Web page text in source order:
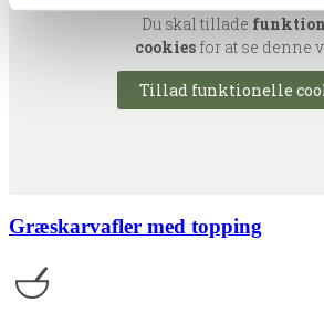
Du skal tillade
cookiesfor at se denne
Tillad funktionelle
Græskarvafler med topping